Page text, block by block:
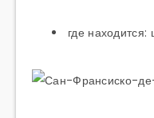
где